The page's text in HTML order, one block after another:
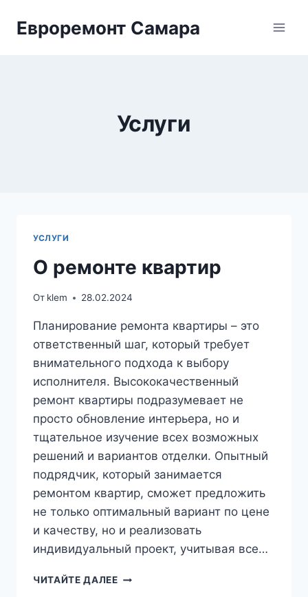
Евроремонт Самара
Услуги
УСЛУГИ
О ремонте квартир
От klem 28.02.2024
Планирование ремонта квартиры – это
ответственный шаг, который требует
внимательного подхода к выбору
исполнителя. Высококачественный
ремонт квартиры подразумевает не
просто обновление интерьера, но и
тщательное изучение всех возможных
решений и вариантов отделки. Опытный
подрядчик, который занимается
ремонтом квартир, сможет предложить
не только оптимальный вариант по цене
и качеству, но и реализовать
индивидуальный проект, учитывая все…
ЧИТАЙТЕ ДАЛЕЕО